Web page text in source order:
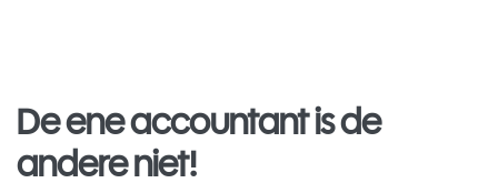
De ene accountant is de
andere niet!